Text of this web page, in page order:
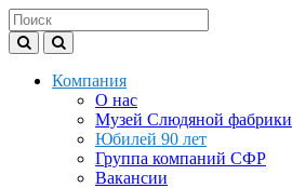
Компания
О нас
Музей Слюдяной фабрики
Юбилей 90 лет
Группа компаний СФР
Вакансии